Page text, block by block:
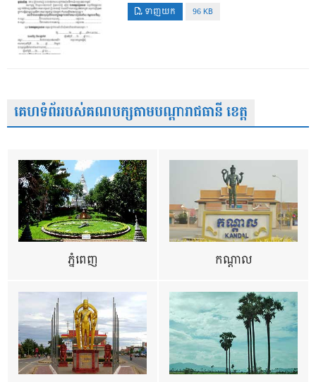
ទាញយក 96 KB
គេហទំព័ររបស់គណបក្សតាមបណ្តារាជធានី ខេត្ត
ភ្នំពេញ កណ្តាល